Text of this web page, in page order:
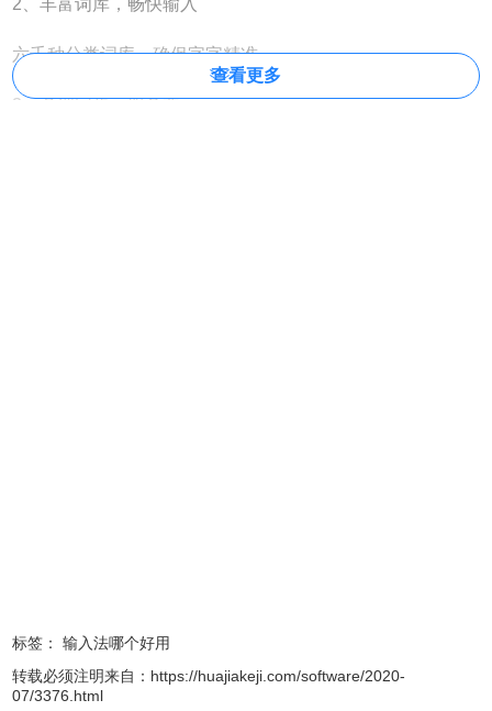
2、丰富词库，畅快输入
六千种分类词库，确保字字精准
3、多端同步、服务尊享
查看更多
标签：
输入法哪个好用
转载必须注明来自： https://huajiakeji.com/software/2020-
07/3376.html